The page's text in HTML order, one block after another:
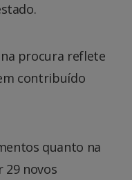
na procura reflete
contribuído
quanto na
29 novos